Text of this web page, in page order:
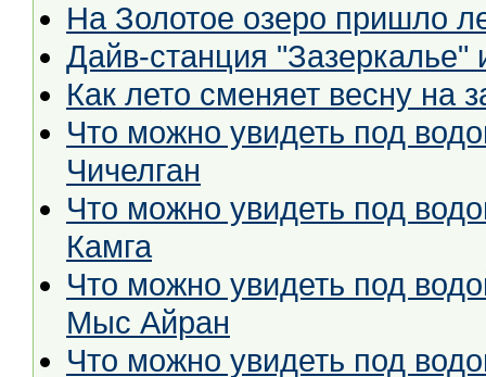
На Золотое озеро пришло
Дайв-станция "Зазеркалье"
Как лето сменяет весну на
Что можно увидеть под
Чичелган
Что можно увидеть под
Камга
Что можно увидеть под
Мыс Айран
Что можно увидеть под